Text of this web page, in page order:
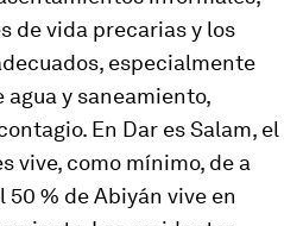
de vida precarias y los
especialmente
y saneamiento,
En Dar es Salam, el
vive, como mínimo, de a
% de Abiyán vive en